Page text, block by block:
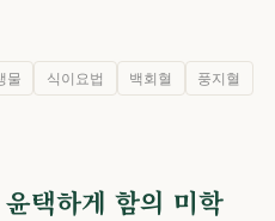
물 식이요법 백회혈
풍지혈
택하게 함의 미학